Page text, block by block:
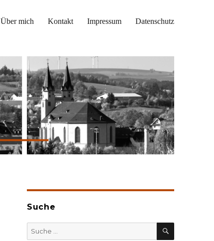
Über mich Kontakt Impressum Datenschutz
Suche
SUCHEN